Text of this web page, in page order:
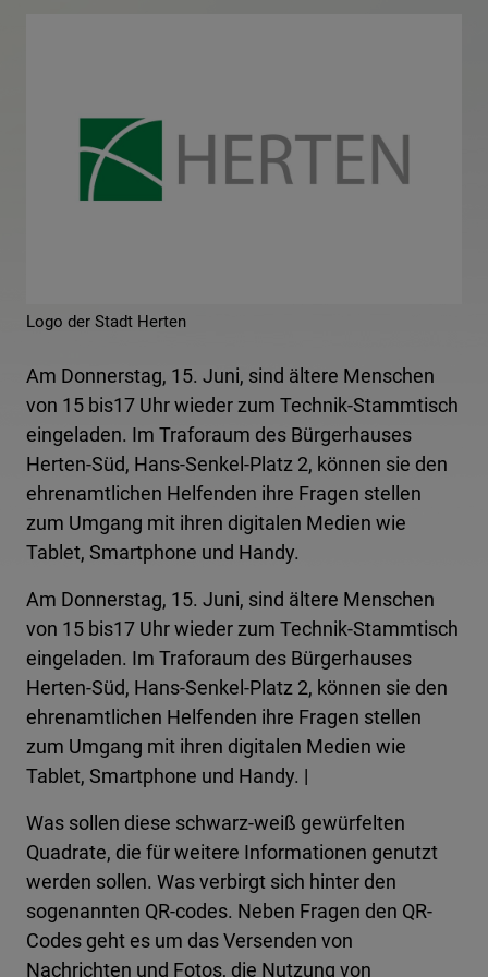
Logo der Stadt Herten
Am Donnerstag, 15. Juni, sind ältere Menschen
von 15 bis17 Uhr wieder zum Technik-Stammtisch
eingeladen. Im Traforaum des Bürgerhauses
Herten-Süd, Hans-Senkel-Platz 2, können sie den
ehrenamtlichen Helfenden ihre Fragen stellen
zum Umgang mit ihren digitalen Medien wie
Tablet, Smartphone und Handy.
Am Donnerstag, 15. Juni, sind ältere Menschen
von 15 bis17 Uhr wieder zum Technik-Stammtisch
eingeladen. Im Traforaum des Bürgerhauses
Herten-Süd, Hans-Senkel-Platz 2, können sie den
ehrenamtlichen Helfenden ihre Fragen stellen
zum Umgang mit ihren digitalen Medien wie
Tablet, Smartphone und Handy. |
Was sollen diese schwarz-weiß gewürfelten
Quadrate, die für weitere Informationen genutzt
werden sollen. Was verbirgt sich hinter den
sogenannten QR-codes. Neben Fragen den QR-
Codes geht es um das Versenden von
Nachrichten und Fotos, die Nutzung von